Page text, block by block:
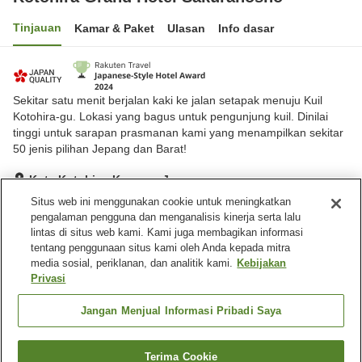
Tinjauan Kamar & Paket Ulasan Info dasar
Sekitar satu menit berjalan kaki ke jalan setapak menuju Kuil
Kotohira-gu. Lokasi yang bagus untuk pengunjung kuil. Dinilai
tinggi untuk sarapan prasmanan kami yang menampilkan sekitar
50 jenis pilihan Jepang dan Barat!
Kota Kotohira, Kagawa, Jepang
Lihat di peta
Hebat Ulasan:827
Fasilitas properti
Tempat parkir
Sauna
Spa / Salon kecantikan
Restoran
Situs web ini menggunakan cookie untuk meningkatkan
pengalaman pengguna dan menganalisis kinerja serta lalu
lintas di situs web kami. Kami juga membagikan informasi
tentang penggunaan situs kami oleh Anda kepada mitra
media sosial, periklanan, dan analitik kami. Kebijakan
Privasi
Jangan Menjual Informasi Pribadi Saya
Terima Cookie